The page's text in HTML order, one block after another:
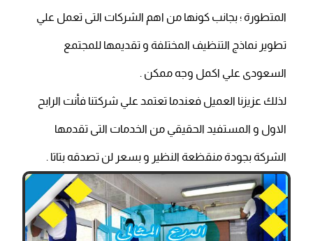
المتطورة ؛ بجانب كونها من اهم الشركات التى تعمل علي
تطوير نماذج التنظيف المختلفة و تقديمها للمجتمع
السعودى علي اكمل وجه ممكن .
لذلك عزيزنا العميل فعندما تعتمد علي شركتنا فأنت الرابح
الاول و المستفيد الحقيقي من الخدمات التى تقدمها
الشركة بجودة منقظعة النظير و بسعر لن تصدقه بتاتا .